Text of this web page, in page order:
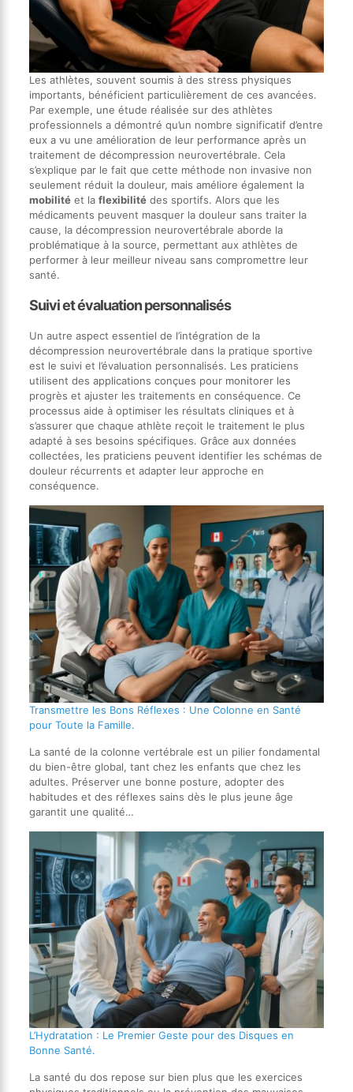
Les athlètes, souvent soumis à des stress physiques
importants, bénéficient particulièrement de ces avancées.
Par exemple, une étude réalisée sur des athlètes
professionnels a démontré qu’un nombre significatif d’entre
eux a vu une amélioration de leur performance après un
traitement de décompression neurovertébrale. Cela
s’explique par le fait que cette méthode non invasive non
seulement réduit la douleur, mais améliore également la
mobilitéet la flexibilitédes sportifs. Alors que les
médicaments peuvent masquer la douleur sans traiter la
cause, la décompression neurovertébrale aborde la
problématique à la source, permettant aux athlètes de
performer à leur meilleur niveau sans compromettre leur
santé.
Suivi et évaluation personnalisés
Un autre aspect essentiel de l’intégration de la
décompression neurovertébrale dans la pratique sportive
est le suivi et l’évaluation personnalisés. Les praticiens
utilisent des applications conçues pour monitorer les
progrès et ajuster les traitements en conséquence. Ce
processus aide à optimiser les résultats cliniques et à
s’assurer que chaque athlète reçoit le traitement le plus
adapté à ses besoins spécifiques. Grâce aux données
collectées, les praticiens peuvent identifier les schémas de
douleur récurrents et adapter leur approche en
conséquence.
Transmettre les Bons Réflexes : Une Colonne en Santé
pour Toute la Famille.
La santé de la colonne vertébrale est un pilier fondamental
du bien-être global, tant chez les enfants que chez les
adultes. Préserver une bonne posture, adopter des
habitudes et des réflexes sains dès le plus jeune âge
garantit une qualité…
L’Hydratation : Le Premier Geste pour des Disques en
Bonne Santé.
La santé du dos repose sur bien plus que les exercices